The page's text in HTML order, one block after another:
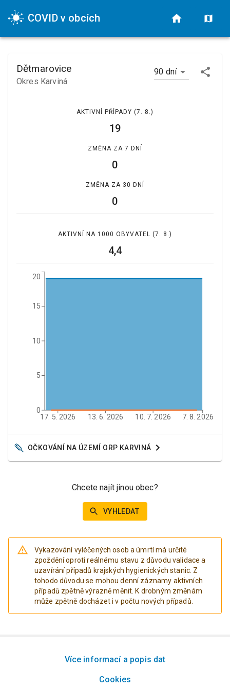
COVID v obcích
Dětmarovice
Okres Karviná
90 dní
AKTIVNÍ PŘÍPADY (7. 8.)
19
ZMĚNA ZA 7 DNÍ
0
ZMĚNA ZA 30 DNÍ
0
AKTIVNÍ NA 1000 OBYVATEL (7. 8.)
4,4
17. 5. 2026 13. 6. 2026 10. 7. 2026 7. 8. 2026
0
5
10
15
20
OČKOVÁNÍ NA ÚZEMÍ ORP KARVINÁ
Chcete najít jinou obec?
VYHLEDAT
Vykazování vyléčených osob a úmrtí má určité
zpoždění oproti reálnému stavu z důvodu validace a
uzavírání případů krajských hygienických stanic. Z
tohodo důvodu se mohou denní záznamy aktivních
případů zpětně výrazně měnit. K drobným změnám
může zpětně docházet i v počtu nových případů.
Více informací a popis dat
Cookies